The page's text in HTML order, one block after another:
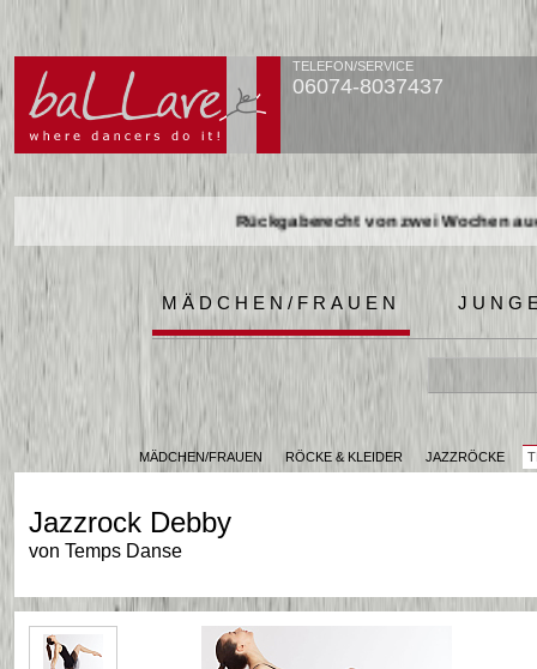
TELEFON/SERVICE
06074-8037437
Rückgaberecht von zwei Wochen
Rückgaberecht von zwei Wochen
MÄDCHEN/FRAUEN
MÄDCHEN/FRAUEN RÖCKE & KLEIDER JAZZRÖCKE
Jazzrock Debby
von Temps Danse